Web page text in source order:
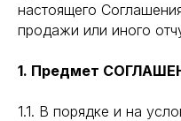
настоящего
продажи или иного
1. Предмет
1.1. В порядке и на